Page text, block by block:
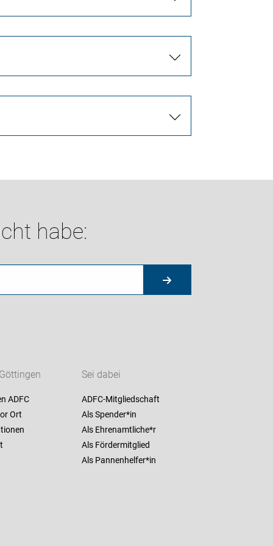
habe:
ADFC
Ort
Sei dabei
ADFC-Mitgliedschaft
Als Spender*in
Als Ehrenamtliche*r
Als Fördermitglied
Als Pannenhelfer*in